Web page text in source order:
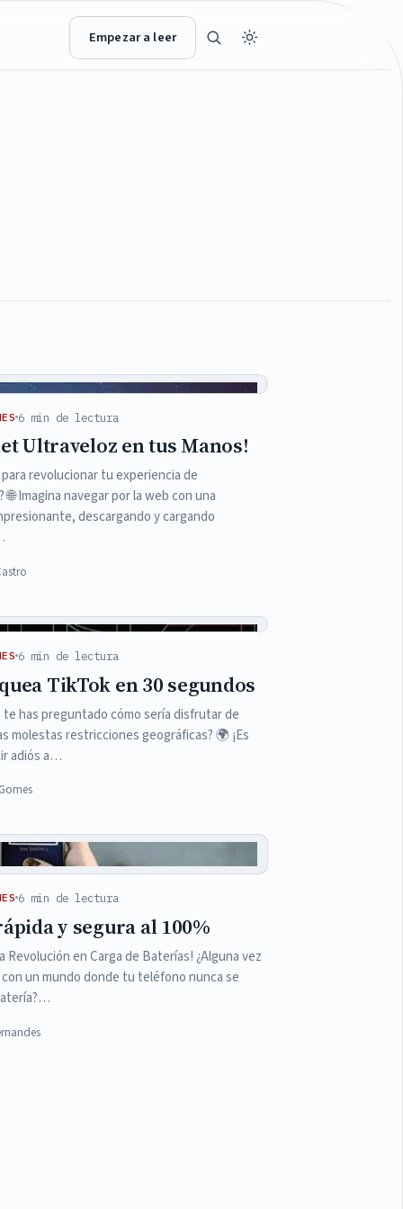
Empezar a leer
6 min de lectura
Ultraveloz en tus Manos!
revolucionar tu experiencia de
🌐 Imagina navegar por la web con una
descargando y cargando
6 min de lectura
TikTok en 30 segundos
te has preguntado cómo sería disfrutar de
molestas restricciones geográficas? 🌍 ¡Es
adiós a…
6 min de lectura
y segura al 100%
Revolución en Carga de Baterías! ¿Alguna vez
un mundo donde tu teléfono nunca se